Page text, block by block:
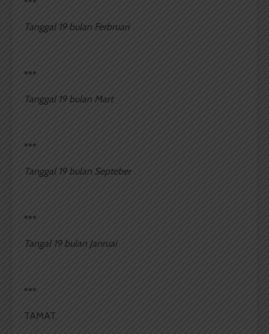
***
Tanggal 19 bulan Ferbruari
***
Tanggal 19 bulan Mart
***
Tanggal 19 bulan Septeber
***
Tangal 19 bulan Janruai
***
TAMAT.